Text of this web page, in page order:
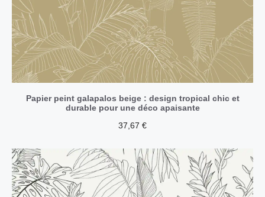
Papier peint galapalos beige : design tropical chic et
durable pour une déco apaisante
37,67 €